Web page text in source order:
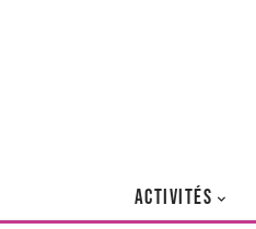
ACTIVITÉS